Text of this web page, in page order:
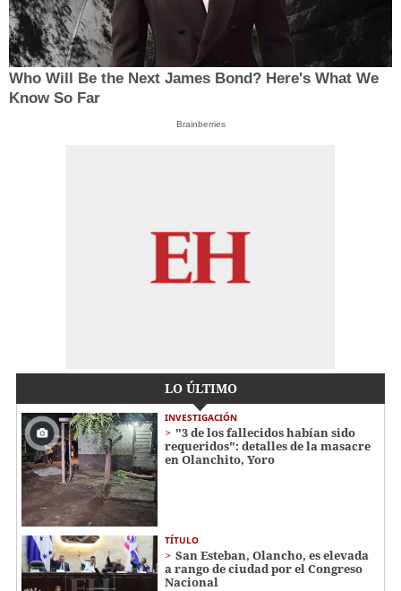
Who Will Be the Next James Bond? Here's What We
Know So Far
Brainberries
LO ÚLTIMO
INVESTIGACIÓN
"3 de los fallecidos habían sido
requeridos": detalles de la masacre
en Olanchito, Yoro
TÍTULO
San Esteban, Olancho, es elevada
a rango de ciudad por el Congreso
Nacional